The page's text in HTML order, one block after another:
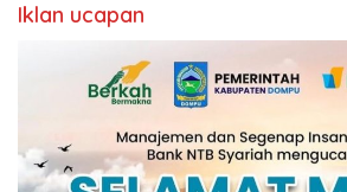
Iklan ucapan